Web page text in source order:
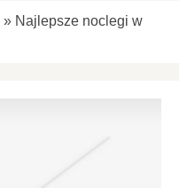
» Najlepsze noclegi w